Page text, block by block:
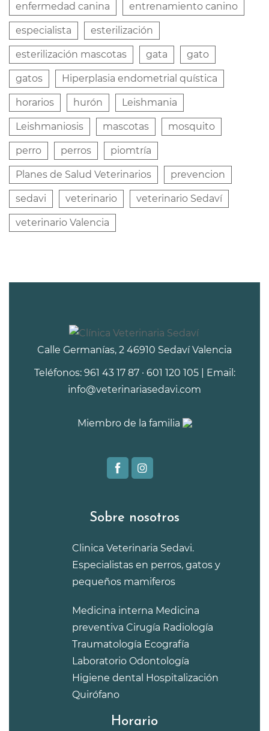
enfermedad canina entrenamiento canino
especialista esterilización
esterilización mascotas gata gato
gatos Hiperplasia endometrial quística
horarios hurón Leishmania
Leishmaniosis mascotas mosquito
perro perros piomtría
Planes de Salud Veterinarios prevencion
sedavi veterinario veterinario Sedaví
veterinario Valencia
Calle Germanías, 2 46910 Sedaví Valencia
Teléfonos: 961 43 17 87 · 601 120 105 | Email:
info@veterinariasedavi.com
Miembro de la familia
Sobre nosotros
Clinica Veterinaria Sedavi.
Especialistas en perros, gatos y
pequeños mamiferos
Medicina interna Medicina
preventiva Cirugía Radiología
Traumatología Ecografía
Laboratorio Odontología
Higiene dental Hospitalización
Quirófano
Horario